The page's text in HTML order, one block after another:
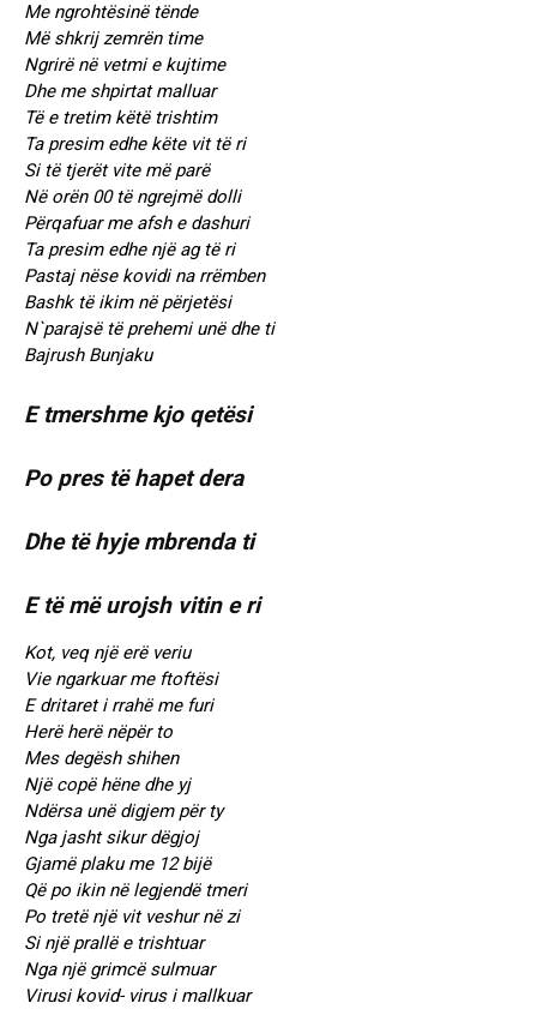
Me ngrohtësinë tënde
Më shkrij zemrën time
Ngrirë në vetmi e kujtime
Dhe me shpirtat malluar
Të e tretim këtë trishtim
Ta presim edhe këte vit të ri
Si të tjerët vite më parë
Në orën 00 të ngrejmë dolli
Përqafuar me afsh e dashuri
Ta presim edhe një ag të ri
Pastaj nëse kovidi na rrëmben
Bashk të ikim në përjetësi
N`parajsë të prehemi unë dhe ti
Bajrush Bunjaku
E tmershme kjo qetësi
Po pres të hapet dera
Dhe të hyje mbrenda ti
E të më urojsh vitin e ri
Kot, veq një erë veriu
Vie ngarkuar me ftoftësi
E dritaret i rrahë me furi
Herë herë nëpër to
Mes degësh shihen
Një copë hëne dhe yj
Ndërsa unë digjem për ty
Nga jasht sikur dëgjoj
Gjamë plaku me 12 bijë
Që po ikin në legjendë tmeri
Po tretë një vit veshur në zi
Si një prallë e trishtuar
Nga një grimcë sulmuar
Virusi kovid- virus i mallkuar